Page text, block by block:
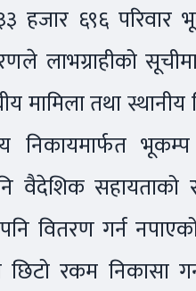
हजार ६९६ परिवार
लाभग्राहीको
मामिला तथा
निकायमार्फत
वैदेशिक
वितरण गर्न
रकम निकासा